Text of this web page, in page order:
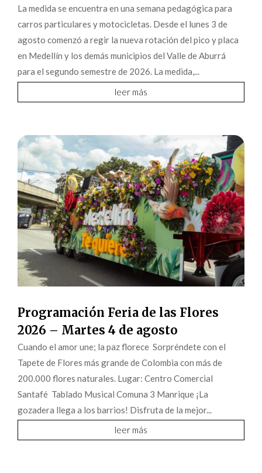
La medida se encuentra en una semana pedagógica para
carros particulares y motocicletas. Desde el lunes 3 de
agosto comenzó a regir la nueva rotación del pico y placa
en Medellín y los demás municipios del Valle de Aburrá
para el segundo semestre de 2026. La medida,...
leer más
Programación Feria de las Flores
2026 – Martes 4 de agosto
Cuando el amor une; la paz florece Sorpréndete con el
Tapete de Flores más grande de Colombia con más de
200.000 flores naturales. Lugar: Centro Comercial
Santafé Tablado Musical Comuna 3 Manrique ¡La
gozadera llega a los barrios! Disfruta de la mejor...
leer más